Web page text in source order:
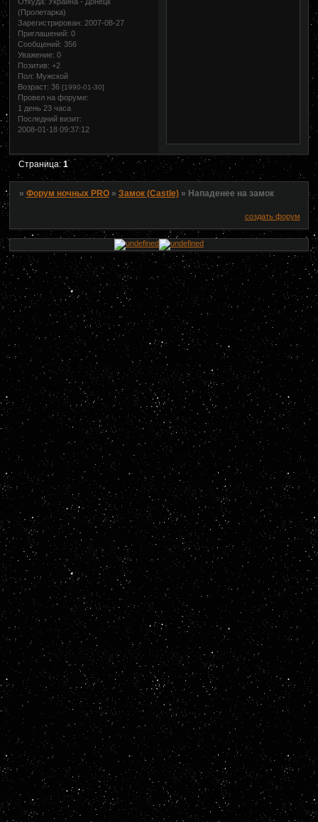
(Пролетарка)
Зарегистрирован: 2007-08-27
Приглашений: 0
Сообщений: 356
Уважение: 0
Позитив: +2
Пол: Мужской
Возраст: 36[1990-01-30]
Провел на форуме:
1 день 23 часа
Последний визит:
2008-01-18 09:37:12
Страница: 1
» Форум ночных PRO » Замок (Castle) » Нападенее на замок
создать форум